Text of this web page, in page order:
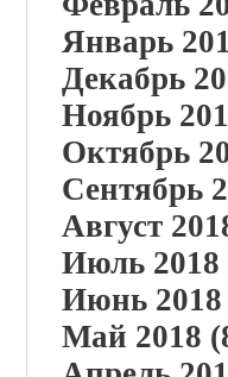
Январь
Декабрь
Ноябрь
Октябрь
Сентябрь
Август
Июль 2018
Июнь 2018
Май 2018